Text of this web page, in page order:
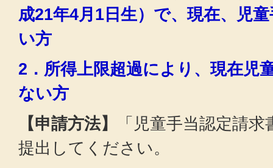
成21年4月1日生）で、現在、児
い方
2．所得上限超過により、現在児
ない方
【申請方法】
「児童手当認定請
提出してください。